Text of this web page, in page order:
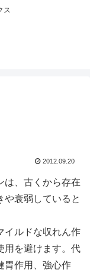
ス
2012.09.20
は、古くから存在
や衰弱していると
イルドな収れん作
用を避けます。代
胃作用、強心作